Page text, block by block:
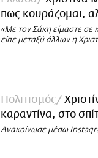
πως κουράζομαι,
«Με τον Σάκη είμαστε σε
είπε μεταξύ άλλων η
Πολιτισμός
καραντίνα, στο
Ανακοίνωσε μέσω